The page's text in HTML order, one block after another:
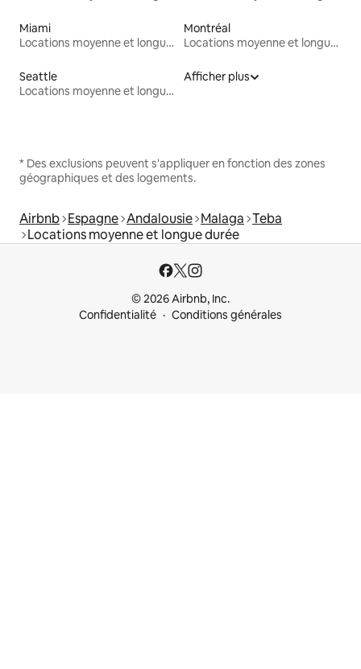
Miami
Locations moyenne et longue durée
Montréal
Locations moyenne et longue durée
Seattle
Locations moyenne et longue durée
Afficher plus
* Des exclusions peuvent s'appliquer en fonction des zones
géographiques et des logements.
Airbnb Espagne Andalousie Malaga Teba
Locations moyenne et longue durée
© 2026 Airbnb, Inc.
Confidentialité
Conditions générales